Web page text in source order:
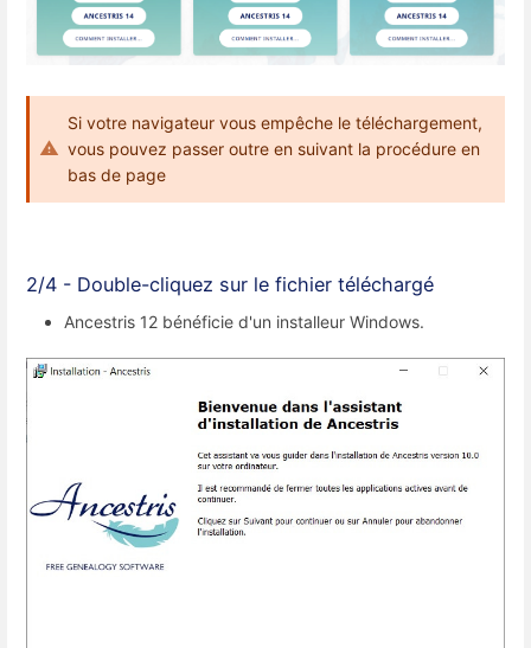
Si votre navigateur vous empêche le téléchargement,
vous pouvez passer outre en suivant la procédure en
bas de page
2/4 - Double-cliquez sur le fichier téléchargé
Ancestris 12 bénéficie d'un installeur Windows.